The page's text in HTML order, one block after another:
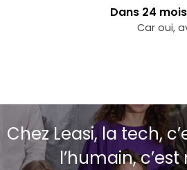
Dans 24 mois
Car oui,
Chez Leasi, la tech,
l’humain,